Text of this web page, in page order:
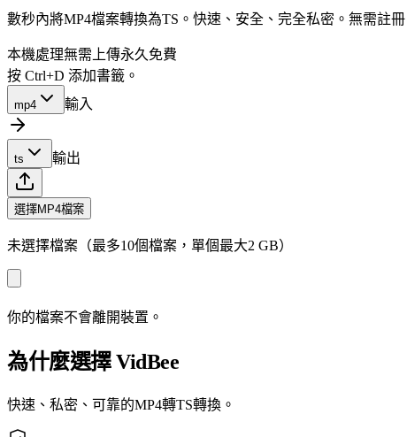
數秒內將MP4檔案轉換為TS。快速、安全、完全私密。無需註
本機處理無需上傳永久免費
按 Ctrl+D 添加書籤。
mp4 輸入
ts 輸出
選擇MP4檔案
未選擇檔案（最多10個檔案，單個最大2 GB）
你的檔案不會離開裝置。
為什麼選擇 VidBee
快速、私密、可靠的MP4轉TS轉換。